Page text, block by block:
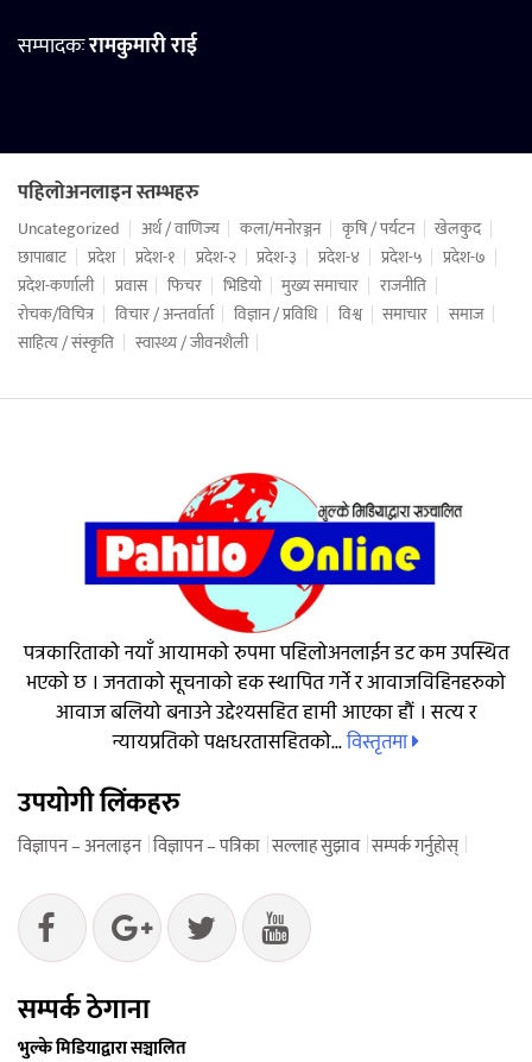
सम्पादकःरामकुमारी राई
पहिलोअनलाइन स्तम्भहरु
Uncategorized अर्थ / वाणिज्य कला/मनोरञ्जन कृषि / पर्यटन
खेलकुद
छापाबाट
प्रदेश प्रदेश-१ प्रदेश-२ प्रदेश-३ प्रदेश-४ प्रदेश-५
प्रदेश-७
प्रदेश-कर्णाली
प्रवास फिचर भिडियो मुख्य समाचार
राजनीति
रोचक/विचित्र
विचार / अन्तर्वार्ता विज्ञान / प्रविधि विश्व समाचार
समाज
साहित्य / संस्कृति
स्वास्थ्य / जीवनशैली
पत्रकारिताको नयाँ आयामको रुपमा पहिलोअनलाईन डट कम उपस्थित
भएको छ । जनताको सूचनाको हक स्थापित गर्ने र आवाजविहिनहरुको
आवाज बलियो बनाउने उद्देश्यसहित हामी आएका हौं । सत्य र
न्यायप्रतिको पक्षधरतासहितको...विस्तृतमा
उपयोगी लिंकहरु
विज्ञापन – अनलाइन विज्ञापन – पत्रिका सल्लाह सुझाव सम्पर्क गर्नुहोस्
सम्पर्क ठेगाना
भुल्के मिडियाद्वारा सञ्चालित